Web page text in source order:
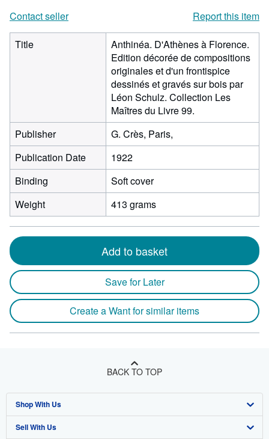
Contact seller
Report this item
Title
Anthinéa. D'Athènes à Florence.
Edition décorée de compositions
originales et d'un frontispice
dessinés et gravés sur bois par
Léon Schulz. Collection Les
Maîtres du Livre 99.
Publisher
G. Crès, Paris,
Publication Date
1922
Binding
Soft cover
Weight
413 grams
Add to basket
Save for Later
Create a Want for similar items
BACK TO TOP
Shop With Us
Advanced Search
Sell With Us